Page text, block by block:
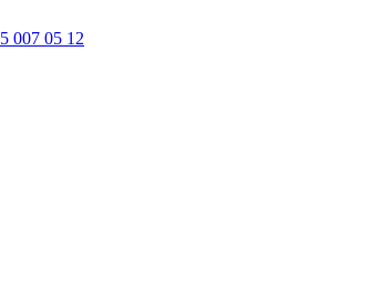
007 05 12